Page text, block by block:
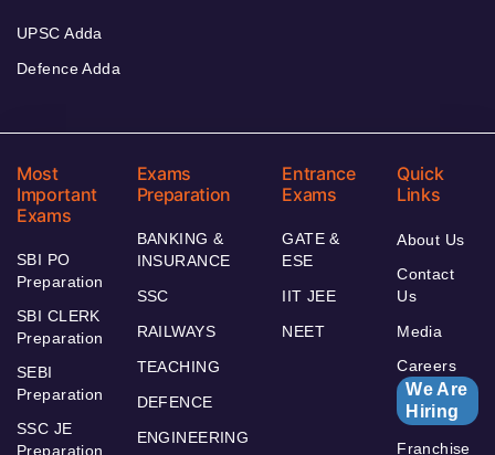
UPSC Adda
Defence Adda
Most
Important
Exams
SBI PO
Preparation
SBI CLERK
Preparation
SEBI
Preparation
SSC JE
Preparation
Exams
Preparation
BANKING &
INSURANCE
SSC
RAILWAYS
TEACHING
DEFENCE
ENGINEERING
Entrance
Exams
GATE &
ESE
IIT JEE
NEET
Quick
Links
About Us
Contact
Us
Media
Careers
We Are
Hiring
Franchise